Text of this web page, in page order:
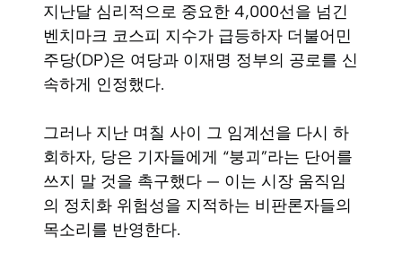
지난달 심리적으로 중요한 4,000선을 넘긴
벤치마크 코스피 지수가 급등하자 더불어민
주당(DP)은 여당과 이재명 정부의 공로를 신
속하게 인정했다.
그러나 지난 며칠 사이 그 임계선을 다시 하
회하자, 당은 기자들에게 “붕괴”라는 단어를
쓰지 말 것을 촉구했다 — 이는 시장 움직임
의 정치화 위험성을 지적하는 비판론자들의
목소리를 반영한다.